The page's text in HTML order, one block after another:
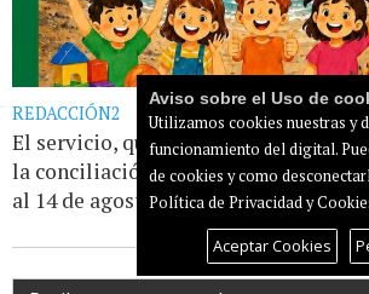
REDACCIÓN2
El servicio, que tiene como
la conciliación familiar, se
al 14 de agosto, de lunes a [...]Leer
Aviso sobre el Uso de
Utilizamos cookies nuestras y
funcionamiento del digital.
de cookies y como
Política de Privacidad y
Aceptar Cookies